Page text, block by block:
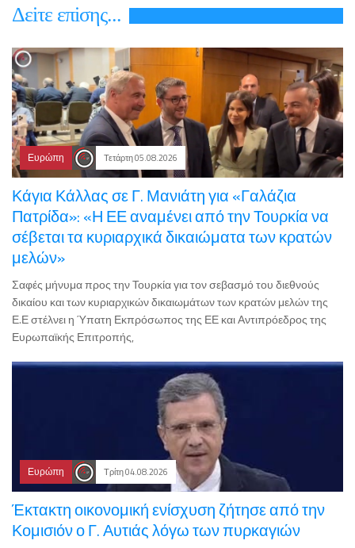
Δεiτε επiσης...
Ευρώπη Τετάρτη 05.08.2026
Κάγια Κάλλας σε Γ. Μανιάτη για «Γαλάζια
Πατρίδα»: «Η ΕΕ αναμένει από την Τουρκία να
σέβεται τα κυριαρχικά δικαιώματα των κρατών
μελών»
Σαφές μήνυμα προς την Τουρκία για τον σεβασμό του διεθνούς
δικαίου και των κυριαρχικών δικαιωμάτων των κρατών μελών της
Ε.Ε στέλνει η Ύπατη Εκπρόσωπος της ΕΕ και Αντιπρόεδρος της
Ευρωπαϊκής Επιτροπής,
Ευρώπη Τρίτη 04.08.2026
Έκτακτη οικονομική ενίσχυση ζήτησε από την
Κομισιόν ο Γ. Αυτιάς λόγω των πυρκαγιών